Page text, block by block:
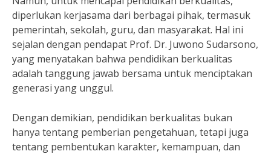
diperlukan kerjasama dari berbagai pihak, termasuk
pemerintah, sekolah, guru, dan masyarakat. Hal ini
sejalan dengan pendapat Prof. Dr. Juwono Sudarsono,
yang menyatakan bahwa pendidikan berkualitas
adalah tanggung jawab bersama untuk menciptakan
generasi yang unggul.
Dengan demikian, pendidikan berkualitas bukan
hanya tentang pemberian pengetahuan, tetapi juga
tentang pembentukan karakter, kemampuan, dan